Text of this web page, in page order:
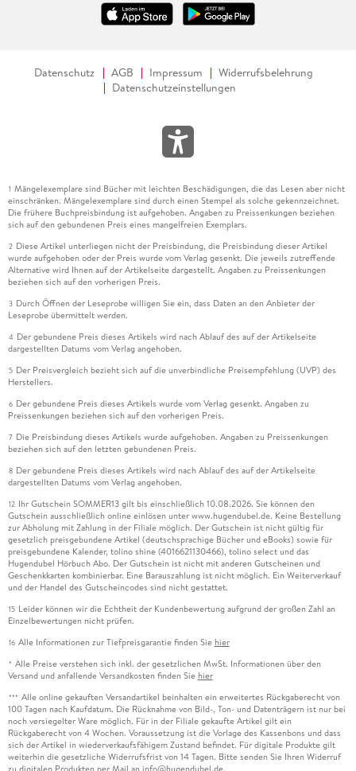
Datenschutz AGB Impressum
Widerrufsbelehrung
Datenschutzeinstellungen
1 Mängelexemplare sind Bücher mit leichten Beschädigungen, die das Lesen aber nicht
einschränken. Mängelexemplare sind durch einen Stempel als solche gekennzeichnet.
Die frühere Buchpreisbindung ist aufgehoben. Angaben zu Preissenkungen beziehen
sich auf den gebundenen Preis eines mangelfreien Exemplars.
2 Diese Artikel unterliegen nicht der Preisbindung, die Preisbindung dieser Artikel
wurde aufgehoben oder der Preis wurde vom Verlag gesenkt. Die jeweils zutreffende
Alternative wird Ihnen auf der Artikelseite dargestellt. Angaben zu Preissenkungen
beziehen sich auf den vorherigen Preis.
3 Durch Öffnen der Leseprobe willigen Sie ein, dass Daten an den Anbieter der
Leseprobe übermittelt werden.
4 Der gebundene Preis dieses Artikels wird nach Ablauf des auf der Artikelseite
dargestellten Datums vom Verlag angehoben.
5 Der Preisvergleich bezieht sich auf die unverbindliche Preisempfehlung (UVP) des
Herstellers.
6 Der gebundene Preis dieses Artikels wurde vom Verlag gesenkt. Angaben zu
Preissenkungen beziehen sich auf den vorherigen Preis.
7 Die Preisbindung dieses Artikels wurde aufgehoben. Angaben zu Preissenkungen
beziehen sich auf den letzten gebundenen Preis.
8 Der gebundene Preis dieses Artikels wird nach Ablauf des auf der Artikelseite
dargestellten Datums vom Verlag angehoben.
12 Ihr Gutschein SOMMER13 gilt bis einschließlich 10.08.2026. Sie können den
Gutschein ausschließlich online einlösen unter www.hugendubel.de. Keine Bestellung
zur Abholung mit Zahlung in der Filiale möglich. Der Gutschein ist nicht gültig für
gesetzlich preisgebundene Artikel (deutschsprachige Bücher und eBooks) sowie für
preisgebundene Kalender, tolino shine (4016621130466), tolino select und das
Hugendubel Hörbuch Abo. Der Gutschein ist nicht mit anderen Gutscheinen und
Geschenkkarten kombinierbar. Eine Barauszahlung ist nicht möglich. Ein Weiterverkauf
und der Handel des Gutscheincodes sind nicht gestattet.
15 Leider können wir die Echtheit der Kundenbewertung aufgrund der großen Zahl an
Einzelbewertungen nicht prüfen.
16 Alle Informationen zur Tiefpreisgarantie finden Sie hier
* Alle Preise verstehen sich inkl. der gesetzlichen MwSt. Informationen über den
Versand und anfallende Versandkosten finden Sie hier
*** Alle online gekauften Versandartikel beinhalten ein erweitertes Rückgaberecht von
100 Tagen nach Kaufdatum. Die Rücknahme von Bild-, Ton- und Datenträgern ist nur bei
noch versiegelter Ware möglich. Für in der Filiale gekaufte Artikel gilt ein
Rückgaberecht von 4 Wochen. Voraussetzung ist die Vorlage des Kassenbons und dass
sich der Artikel in wiederverkaufsfähigem Zustand befindet. Für digitale Produkte gilt
weiterhin die gesetzliche Widerrufsfrist von 14 Tagen. Bitte senden Sie Ihren Widerruf